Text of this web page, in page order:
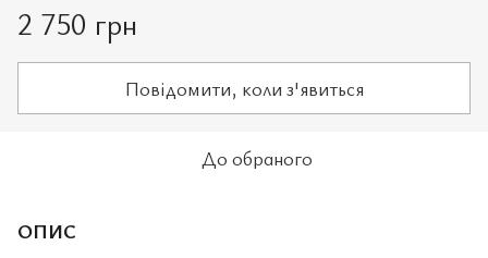
2 750 грн
Повідомити, коли з'явиться
До обраного
ОПИС